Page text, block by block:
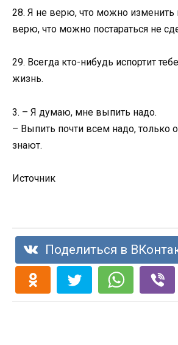
28. Я не верю, что можно
верю, что можно постараться не
29. Всегда кто-нибудь испортит
жизнь.
3. – Я думаю, мне выпить надо.
– Выпить почти всем надо, только
знают.
Источник
Поделиться в